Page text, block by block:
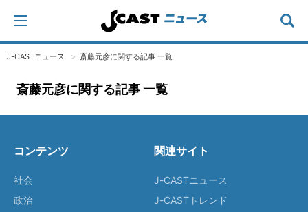
J-CASTニュース 斎藤元彦に関する記事 一覧
斎藤元彦に関する記事 一覧
コンテンツ
社会
政治
関連サイト
J-CASTニュース
J-CASTトレンド